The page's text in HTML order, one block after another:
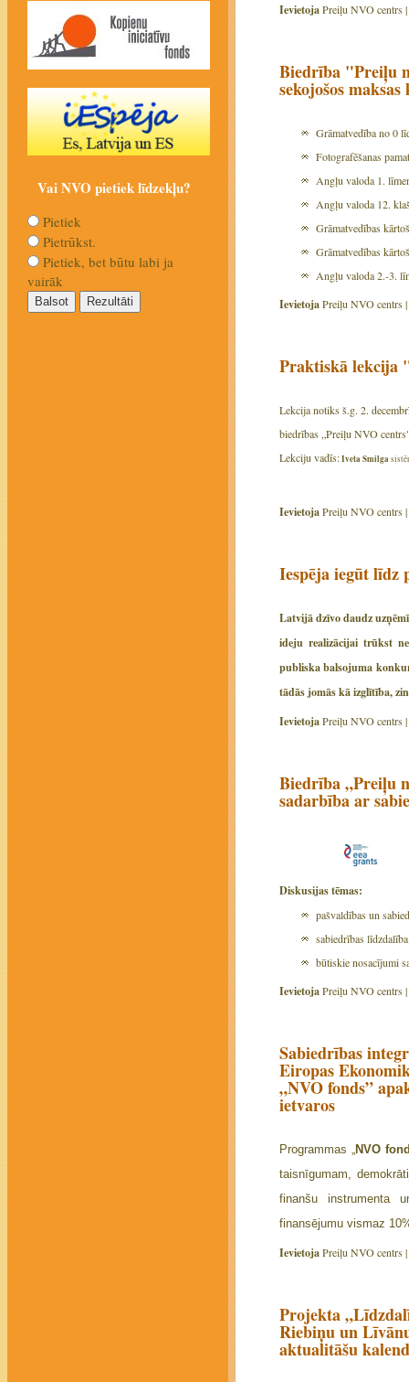
IevietojaPreiļu NVO centrs |
Biedrība "Preiļu
sekojošos maksas
Grāmatvedība no 0
Fotografēšanas
Angļu valoda 1.
Angļu valoda 12.
Grāmatvedības
Grāmatvedības
Angļu valoda 2.-3.
IevietojaPreiļu NVO centrs |
Praktiskā lekcija
Lekcija notiks š.g. 2.
biedrības „Preiļu NVO
Lekciju vadīs:Iveta Smilga
IevietojaPreiļu NVO centrs |
Iespēja iegūt līdz
Latvijā dzīvo daudz
ideju realizācijai trūkst
publiska balsojuma
tādās jomās kā izglītība,
IevietojaPreiļu NVO centrs |
Biedrība „Preiļu
sadarbība ar
Diskusijas tēmas:
pašvaldības un
sabiedrības
būtiskie nosacījumi
IevietojaPreiļu NVO centrs |
Sabiedrības
Eiropas
„NVO fonds”
ietvaros
Programmas „
NVO
taisnīgumam,
finanšu instrumenta
finansējumu vismaz
IevietojaPreiļu NVO centrs |
Projekta
Riebiņu un
aktualitāšu
Vai NVO pietiek līdzekļu?
Pietiek
Pietrūkst.
Pietiek, bet būtu labi ja
vairāk